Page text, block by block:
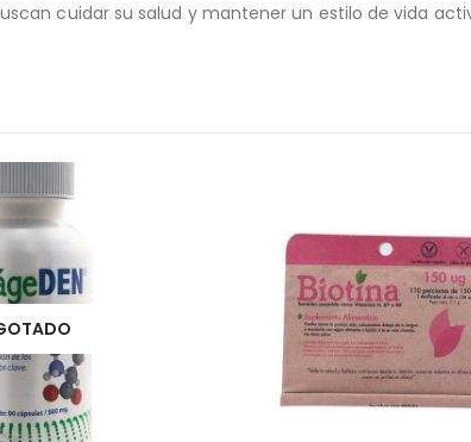
cuidar su salud y mantener un estilo de vida